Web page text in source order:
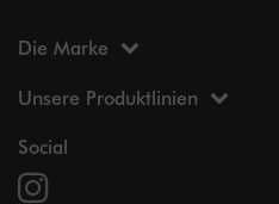
Die Marke
Unsere Produktlinien
Social